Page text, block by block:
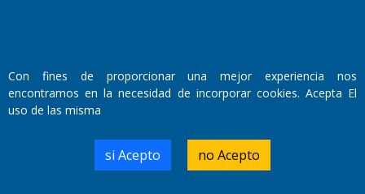
Santa Rosa, La Pampa.
Número de Registro DNDA:
RL-2019-55551274-APN-DNDA#MJ
Con fines de proporcionar una mejor experiencia nos
encontramos en la necesidad de incorporar cookies. Acepta El
uso de las misma
si Acepto no Acepto